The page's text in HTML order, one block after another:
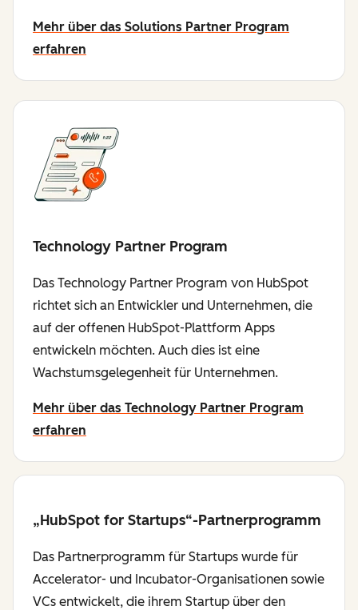
Mehr über das Solutions Partner Program
erfahren
Technology Partner Program
Das Technology Partner Program von HubSpot
richtet sich an Entwickler und Unternehmen, die
auf der offenen HubSpot-Plattform Apps
entwickeln möchten. Auch dies ist eine
Wachstumsgelegenheit für Unternehmen.
Mehr über das Technology Partner Program
erfahren
„HubSpot for Startups“-Partnerprogramm
Das Partnerprogramm für Startups wurde für
Accelerator- und Incubator-Organisationen sowie
VCs entwickelt, die ihrem Startup über den